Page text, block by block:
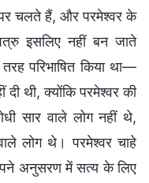
पर चलते हैं, और परमेश्वर के
इसलिए नहीं बन जाते
परिभाषित किया था—
दी थी, क्योंकि परमेश्वर की
सार वाले लोग नहीं थे,
लोग थे। परमेश्वर चाहे
अनुसरण में सत्य के लिए